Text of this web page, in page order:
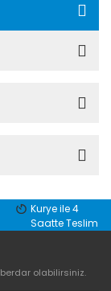
Kurye ile 4
Saatte Teslim
olabilirsiniz.